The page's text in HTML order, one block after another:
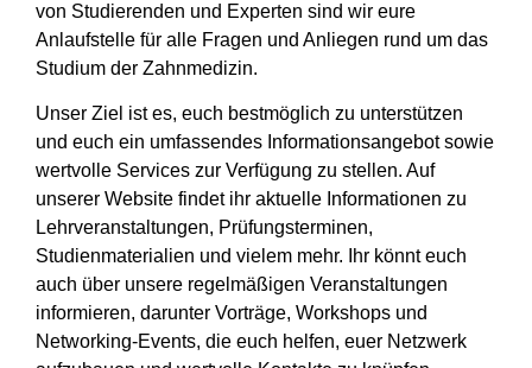
von Studierenden und Experten sind wir eure
Anlaufstelle für alle Fragen und Anliegen rund um das
Studium der Zahnmedizin.
Unser Ziel ist es, euch bestmöglich zu unterstützen
und euch ein umfassendes Informationsangebot sowie
wertvolle Services zur Verfügung zu stellen. Auf
unserer Website findet ihr aktuelle Informationen zu
Lehrveranstaltungen, Prüfungsterminen,
Studienmaterialien und vielem mehr. Ihr könnt euch
auch über unsere regelmäßigen Veranstaltungen
informieren, darunter Vorträge, Workshops und
Networking-Events, die euch helfen, euer Netzwerk